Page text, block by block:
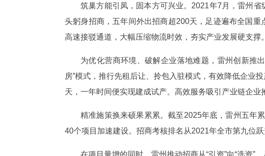
筑巢方能引凤，固本方可兴业。2021年7月，雷州
头躬身招商，五年间外出招商超200天，足迹遍布全国
高速接驳通道，大幅压缩物流时效，夯实产业发展硬支撑。
为优化营商环境、破解企业落地难题，雷州创新推
房”模式，推行先租后让、拎包入驻模式，有效降低企业
天，一年时间便实现建成试产。高效服务吸引产业链企
精准施策换来硕果累累。截至2025年底，雷州五年
40个项目加速建设。招商考核排名从2021年全市第九位
在项目量增的同时，雷州推动招商从“引资”向“选资”